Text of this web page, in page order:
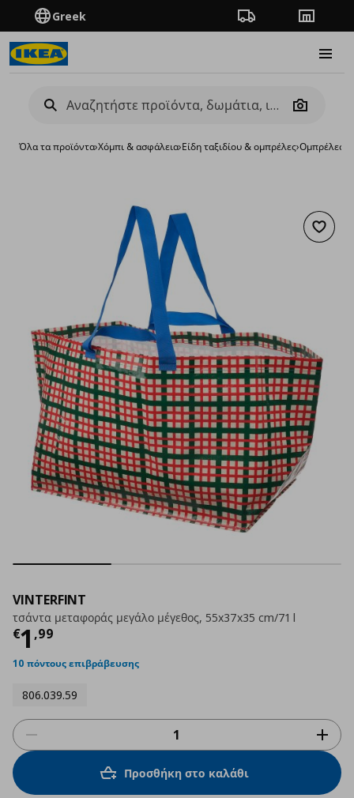
Greek Πορεία παραγγελίας
Camera
Όλα τα προϊόντα›Χόμπι & ασφάλεια›Είδη ταξιδίου & ομπρέλες›Ομπρέλες
VINTERFINT
τσάντα μεταφοράς μεγάλο μέγεθος, 55x37x35 cm/71 l
€1 ,99
Τρέχουσα τιμή
10 πόντους επιβράβευσης
806.039.59
Προσθήκη στο καλάθι